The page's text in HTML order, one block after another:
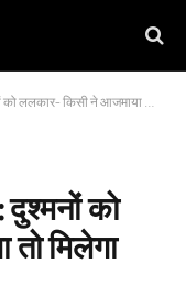
किसी ने आजमाया तो मिलेगा प्रचंड जवाब
को
मिलेगा